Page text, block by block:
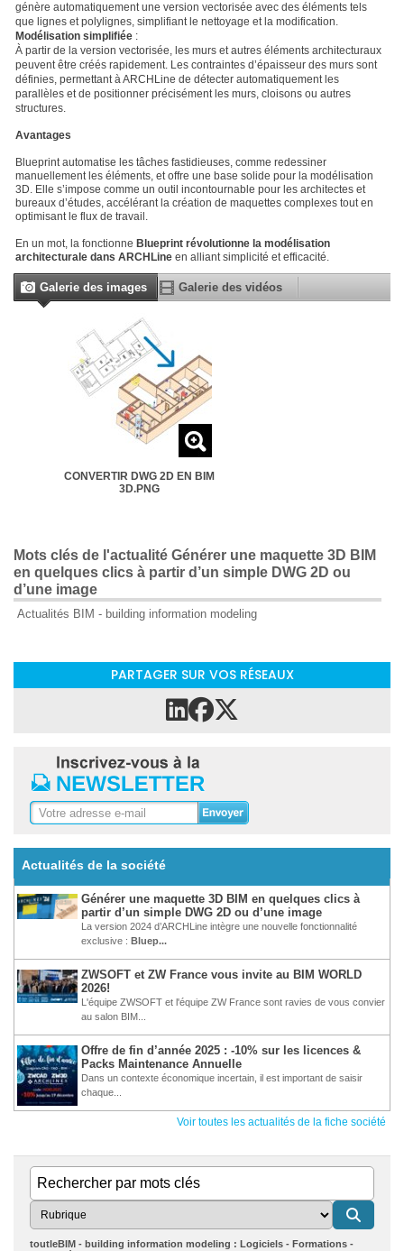
génère automatiquement une version vectorisée avec des éléments tels
que lignes et polylignes, simplifiant le nettoyage et la modification.
Modélisation simplifiée :
À partir de la version vectorisée, les murs et autres éléments architecturaux
peuvent être créés rapidement. Les contraintes d’épaisseur des murs sont
définies, permettant à ARCHLine de détecter automatiquement les
parallèles et de positionner précisément les murs, cloisons ou autres
structures.
Avantages
Blueprint automatise les tâches fastidieuses, comme redessiner
manuellement les éléments, et offre une base solide pour la modélisation
3D. Elle s’impose comme un outil incontournable pour les architectes et
bureaux d’études, accélérant la création de maquettes complexes tout en
optimisant le flux de travail.
En un mot, la fonctionne Blueprint révolutionne la modélisation
architecturale dans ARCHLine en alliant simplicité et efficacité.
Galerie des images Galerie des vidéos
CONVERTIR DWG 2D EN BIM
3D.PNG
Mots clés de l'actualité Générer une maquette 3D BIM
en quelques clics à partir d’un simple DWG 2D ou
d’une image
Actualités BIM - building information modeling
PARTAGER SUR VOS RÉSEAUX
Actualités de la société
Générer une maquette 3D BIM en quelques clics à
partir d’un simple DWG 2D ou d’une image
La version 2024 d’ARCHLine intègre une nouvelle fonctionnalité
exclusive : Bluep...
ZWSOFT et ZW France vous invite au BIM WORLD
2026!
L'équipe ZWSOFT et l'équipe ZW France sont ravies de vous convier
au salon BIM...
Offre de fin d’année 2025 : -10% sur les licences &
Packs Maintenance Annuelle
Dans un contexte économique incertain, il est important de saisir
chaque...
Voir toutes les actualités de la fiche société
toutleBIM - building information modeling : Logiciels - Formations -